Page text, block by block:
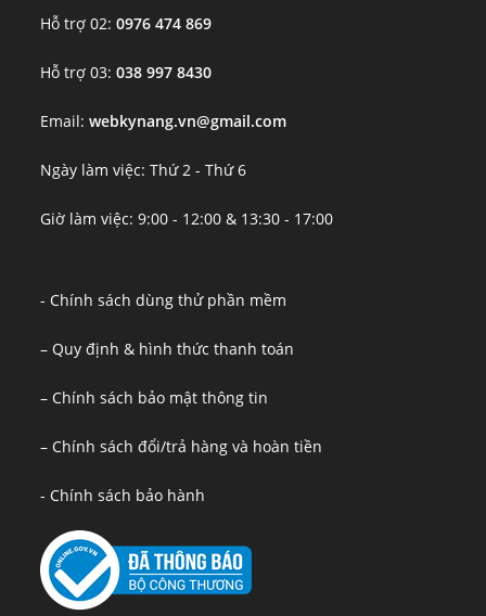
Hỗ trợ 02:0976 474 869
Hỗ trợ 03:038 997 8430
Email:webkynang.vn@gmail.com
Ngày làm việc: Thứ 2 - Thứ 6
Giờ làm việc: 9:00 - 12:00 & 13:30 - 17:00
- Chính sách dùng thử phần mềm
– Quy định & hình thức thanh toán
– Chính sách bảo mật thông tin
– Chính sách đổi/trả hàng và hoàn tiền
- Chính sách bảo hành